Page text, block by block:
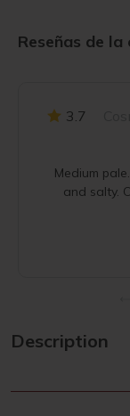
Reseñas de
3.7
Medium
and salty.
Description